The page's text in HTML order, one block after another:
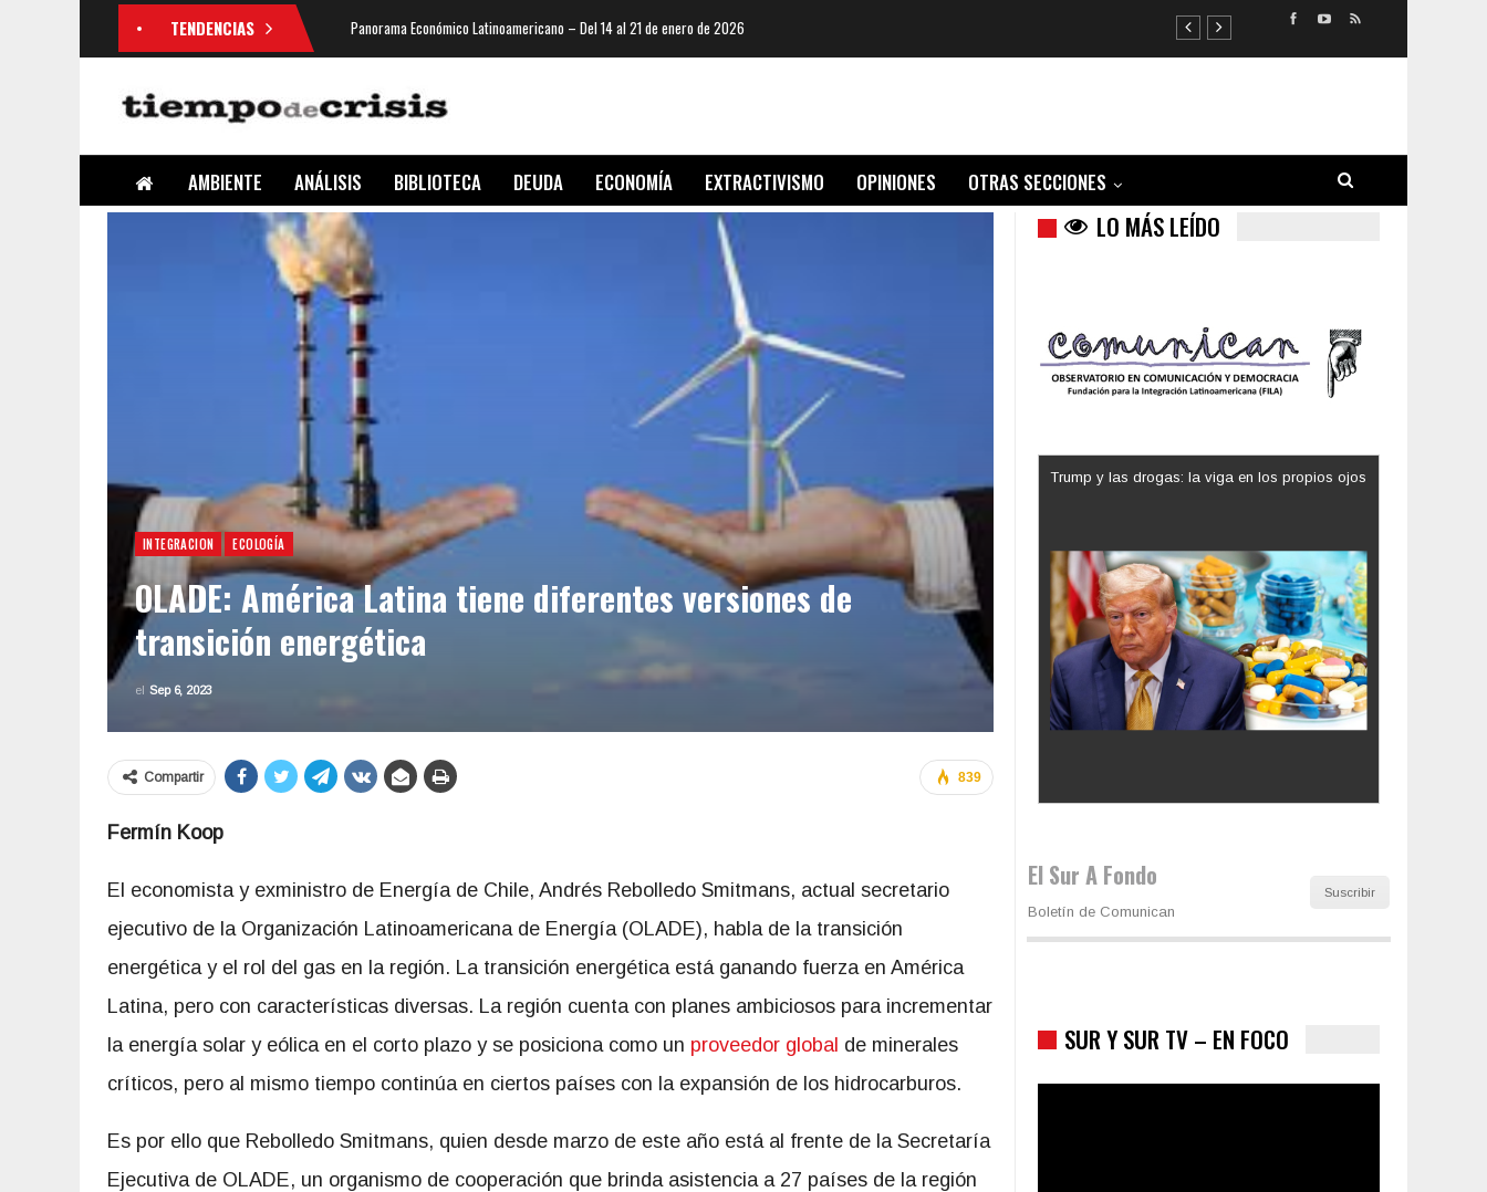
TENDENCIAS Panorama Económico Latinoamericano – Del 14 al 21 de enero de 2026
AMBIENTE ANÁLISIS BIBLIOTECA DEUDA ECONOMÍA EXTRACTIVISMO OPINIONES OTRAS SECCIONES
INTEGRACION ECOLOGÍA
OLADE: América Latina tiene diferentes versiones de
transición energética
el Sep 6, 2023
839
Compartir
Fermín Koop
El economista y exministro de Energía de Chile, Andrés Rebolledo Smitmans, actual secretario
ejecutivo de la Organización Latinoamericana de Energía (OLADE), habla de la transición
energética y el rol del gas en la región. La transición energética está ganando fuerza en América
Latina, pero con características diversas. La región cuenta con planes ambiciosos para incrementar
la energía solar y eólica en el corto plazo y se posiciona como un proveedor global de minerales
críticos, pero al mismo tiempo continúa en ciertos países con la expansión de los hidrocarburos.
Es por ello que Rebolledo Smitmans, quien desde marzo de este año está al frente de la Secretaría
Ejecutiva de OLADE, un organismo de cooperación que brinda asistencia a 27 países de la región
LO MÁS LEÍDO
Los latinos le van dando la espalda a Trump
El Sur A Fondo
Boletín de Comunican
Suscribir
SUR Y SUR TV – EN FOCO